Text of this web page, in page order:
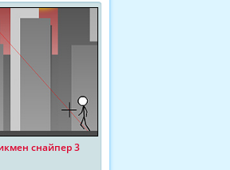
снайпер 3